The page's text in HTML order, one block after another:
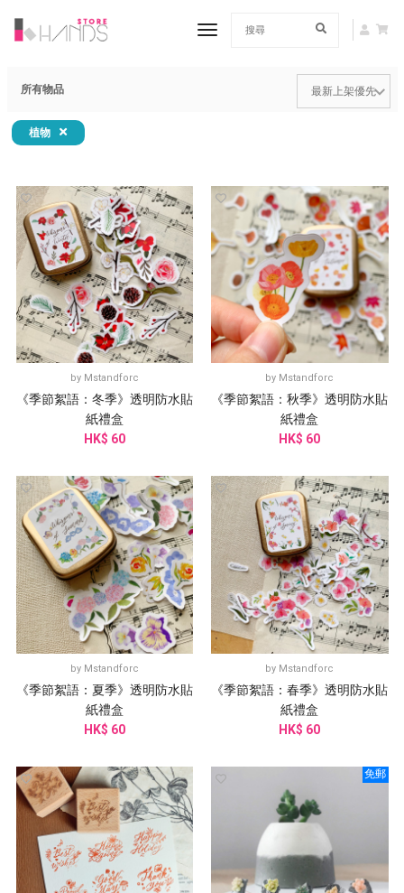
toggle navigation
所有物品
植物
by Mstandforc
《季節絮語：冬季》透明防水貼
紙禮盒
HK$ 60
by Mstandforc
《季節絮語：秋季》透明防水貼
紙禮盒
HK$ 60
by Mstandforc
《季節絮語：夏季》透明防水貼
紙禮盒
HK$ 60
by Mstandforc
《季節絮語：春季》透明防水貼
紙禮盒
HK$ 60
免郵